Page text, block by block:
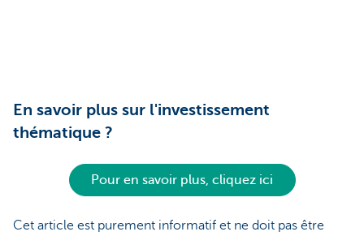
En savoir plus sur l'investissement
thématique ?
Pour en savoir plus, cliquez ici
Cet article est purement informatif et ne doit pas être